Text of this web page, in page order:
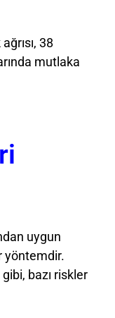
38
mutlaka
uygun
yöntemdir.
bazı riskler